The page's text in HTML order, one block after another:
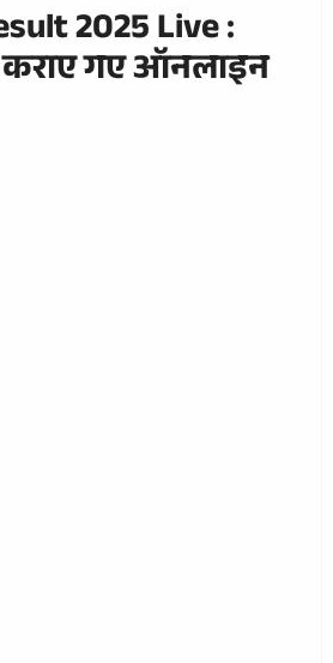
2025 Live :
गए ऑनलाइन